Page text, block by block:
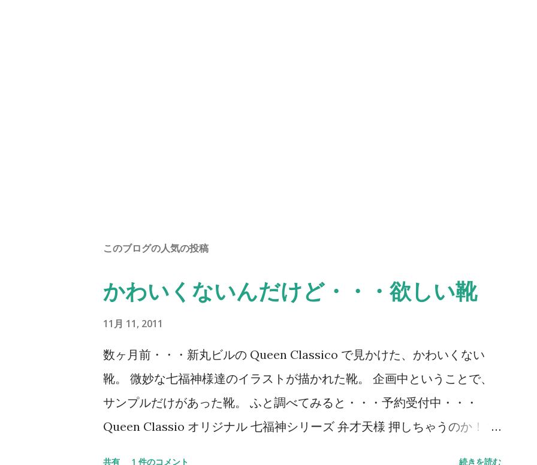
このブログの人気の投稿
かわいくないんだけど・・・欲しい靴
11月 11, 2011
数ヶ月前・・・新丸ビルの Queen Classico で見かけた、かわいくない
靴。 微妙な七福神様達のイラストが描かれた靴。 企画中ということで、
サンプルだけがあった靴。 ふと調べてみると・・・予約受付中・・・
Queen Classio オリジナル 七福神シリーズ 弁才天様 押しちゃうのか！？
共有 1 件のコメント 続きを読む